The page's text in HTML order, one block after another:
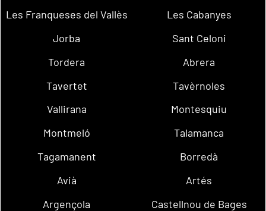
Les Franqueses del Vallès
Les Cabanyes
Jorba
Sant Celoni
Tordera
Abrera
Tavertet
Tavèrnoles
Vallirana
Montesquiu
Montmeló
Talamanca
Tagamanent
Borredà
Avià
Artés
Argençola
Castellnou de Bages